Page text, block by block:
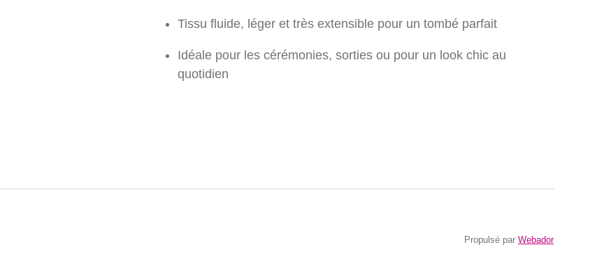
Tissu fluide, léger et très extensible pour un tombé parfait
Idéale pour les cérémonies, sorties ou pour un look chic au
quotidien
Propulsé par Webador